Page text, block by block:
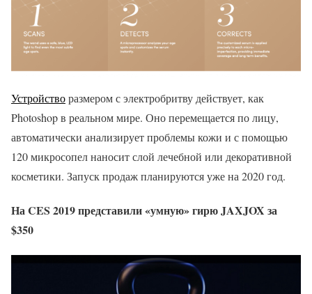
Устройстворазмером с электробритву действует, как
Photoshop в реальном мире. Оно перемещается по лицу,
автоматически анализирует проблемы кожи и с помощью
120 микросопел наносит слой лечебной или декоративной
косметики. Запуск продаж планируются уже на 2020 год.
На CES 2019 представили «умную» гирю JAXJOX за
$350